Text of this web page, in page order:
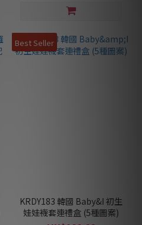
Best Seller
KRDY183 韓國 Baby&I 初生
娃娃襪套連禮盒 (5種圖案)